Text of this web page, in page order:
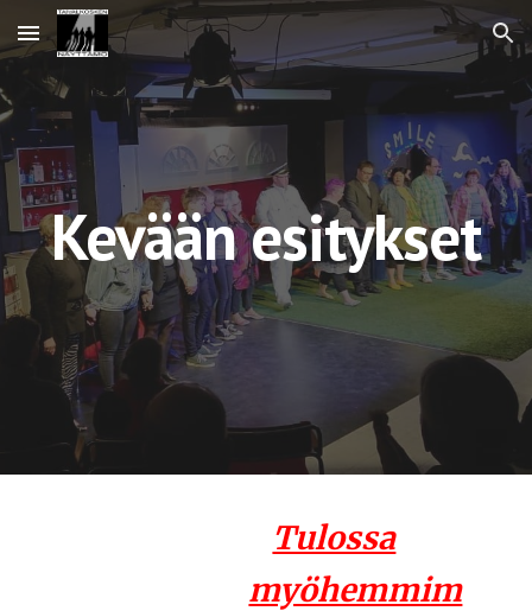
Skip to main content Skip to navigation
Kevään esitykset
Tulossa
myöhemmim